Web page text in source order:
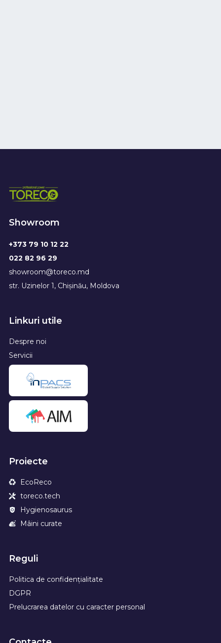
Showroom
+373 79 10 12 22
022 82 96 29
showroom@toreco.md
str. Uzinelor 1, Chișinău, Moldova
Linkuri utile
Despre noi
Servicii
Proiecte
EcoReco
toreco.tech
Hygienosaurus
Mâini curate
Reguli
Politica de confidențialitate
DGPR
Prelucrarea datelor cu caracter personal